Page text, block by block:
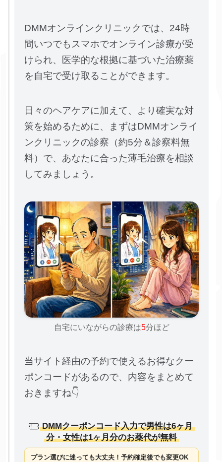
DMMオンラインクリニックでは、24時
間いつでもスマホでオンライン診療が受
けられ、医学的な根拠に基づいた治療薬
を自宅で受け取ることができます。
日々のヘアケアに加えて、より確実な対
策を始めるために、まずはDMMオンライ
ンクリニックの診察（約5分＆診察料無
料）で、あなたに合った薄毛治療を相談
してみましょう。
自宅にいながらの診療は5分ほど
当サイト経由の予約で使えるお得なクー
ポンコードがあるので、内容をまとめて
おきますね👇
DMMクーポンコード入力で男性は6ヶ月
分・女性は1ヶ月分のお薬代が無料
プラン選びに迷っても大丈夫！予約確定後でも変更OK